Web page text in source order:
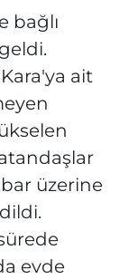
bağlı
ait
üzerine
evde